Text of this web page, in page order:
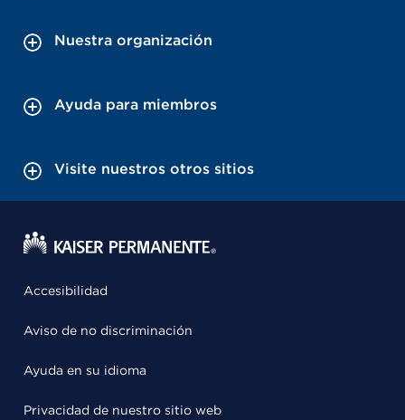
Nuestra organización
Ayuda para miembros
Visite nuestros otros sitios
Accesibilidad
Aviso de no discriminación
Ayuda en su idioma
Privacidad de nuestro sitio web